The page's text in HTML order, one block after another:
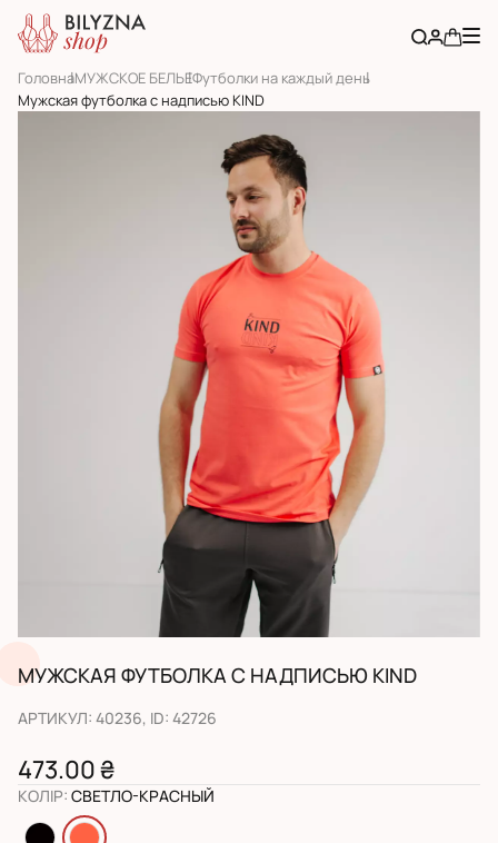
ГоловнаМУЖСКОЕ БЕЛЬЕФутболки на каждый день
Мужская футболка с надписью KIND
МУЖСКАЯ ФУТБОЛКА С НАДПИСЬЮ KIND
АРТИКУЛ: 40236, ID: 42726
473.00 ₴
КОЛІР: СВЕТЛО-КРАСНЫЙ